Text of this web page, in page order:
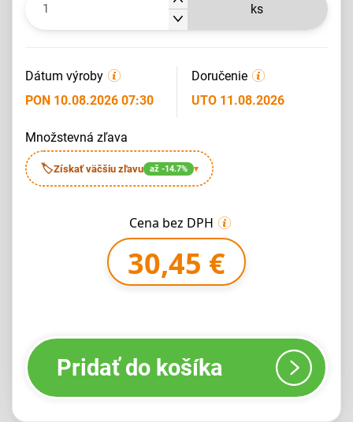
ks
Dátum výroby
PON 10.08.2026 07:30
Doručenie
UTO 11.08.2026
množstevná zľava
🏷Získať väčšiu zľavu až -14.7% ▾
Cena bez DPH
30,45 €
Pridať do košíka